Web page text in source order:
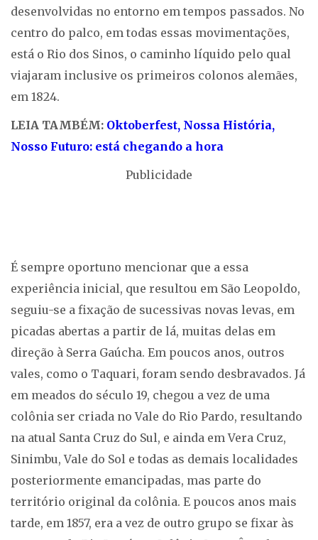
desenvolvidas no entorno em tempos passados. No
centro do palco, em todas essas movimentações,
está o Rio dos Sinos, o caminho líquido pelo qual
viajaram inclusive os primeiros colonos alemães,
em 1824.
LEIA TAMBÉM: Oktoberfest, Nossa História,
Nosso Futuro: está chegando a hora
Publicidade
É sempre oportuno mencionar que a essa
experiência inicial, que resultou em São Leopoldo,
seguiu-se a fixação de sucessivas novas levas, em
picadas abertas a partir de lá, muitas delas em
direção à Serra Gaúcha. Em poucos anos, outros
vales, como o Taquari, foram sendo desbravados. Já
em meados do século 19, chegou a vez de uma
colônia ser criada no Vale do Rio Pardo, resultando
na atual Santa Cruz do Sul, e ainda em Vera Cruz,
Sinimbu, Vale do Sol e todas as demais localidades
posteriormente emancipadas, mas parte do
território original da colônia. E poucos anos mais
tarde, em 1857, era a vez de outro grupo se fixar às